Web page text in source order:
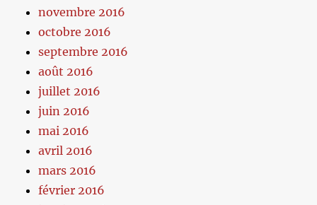
novembre 2016
octobre 2016
septembre 2016
août 2016
juillet 2016
juin 2016
mai 2016
avril 2016
mars 2016
février 2016